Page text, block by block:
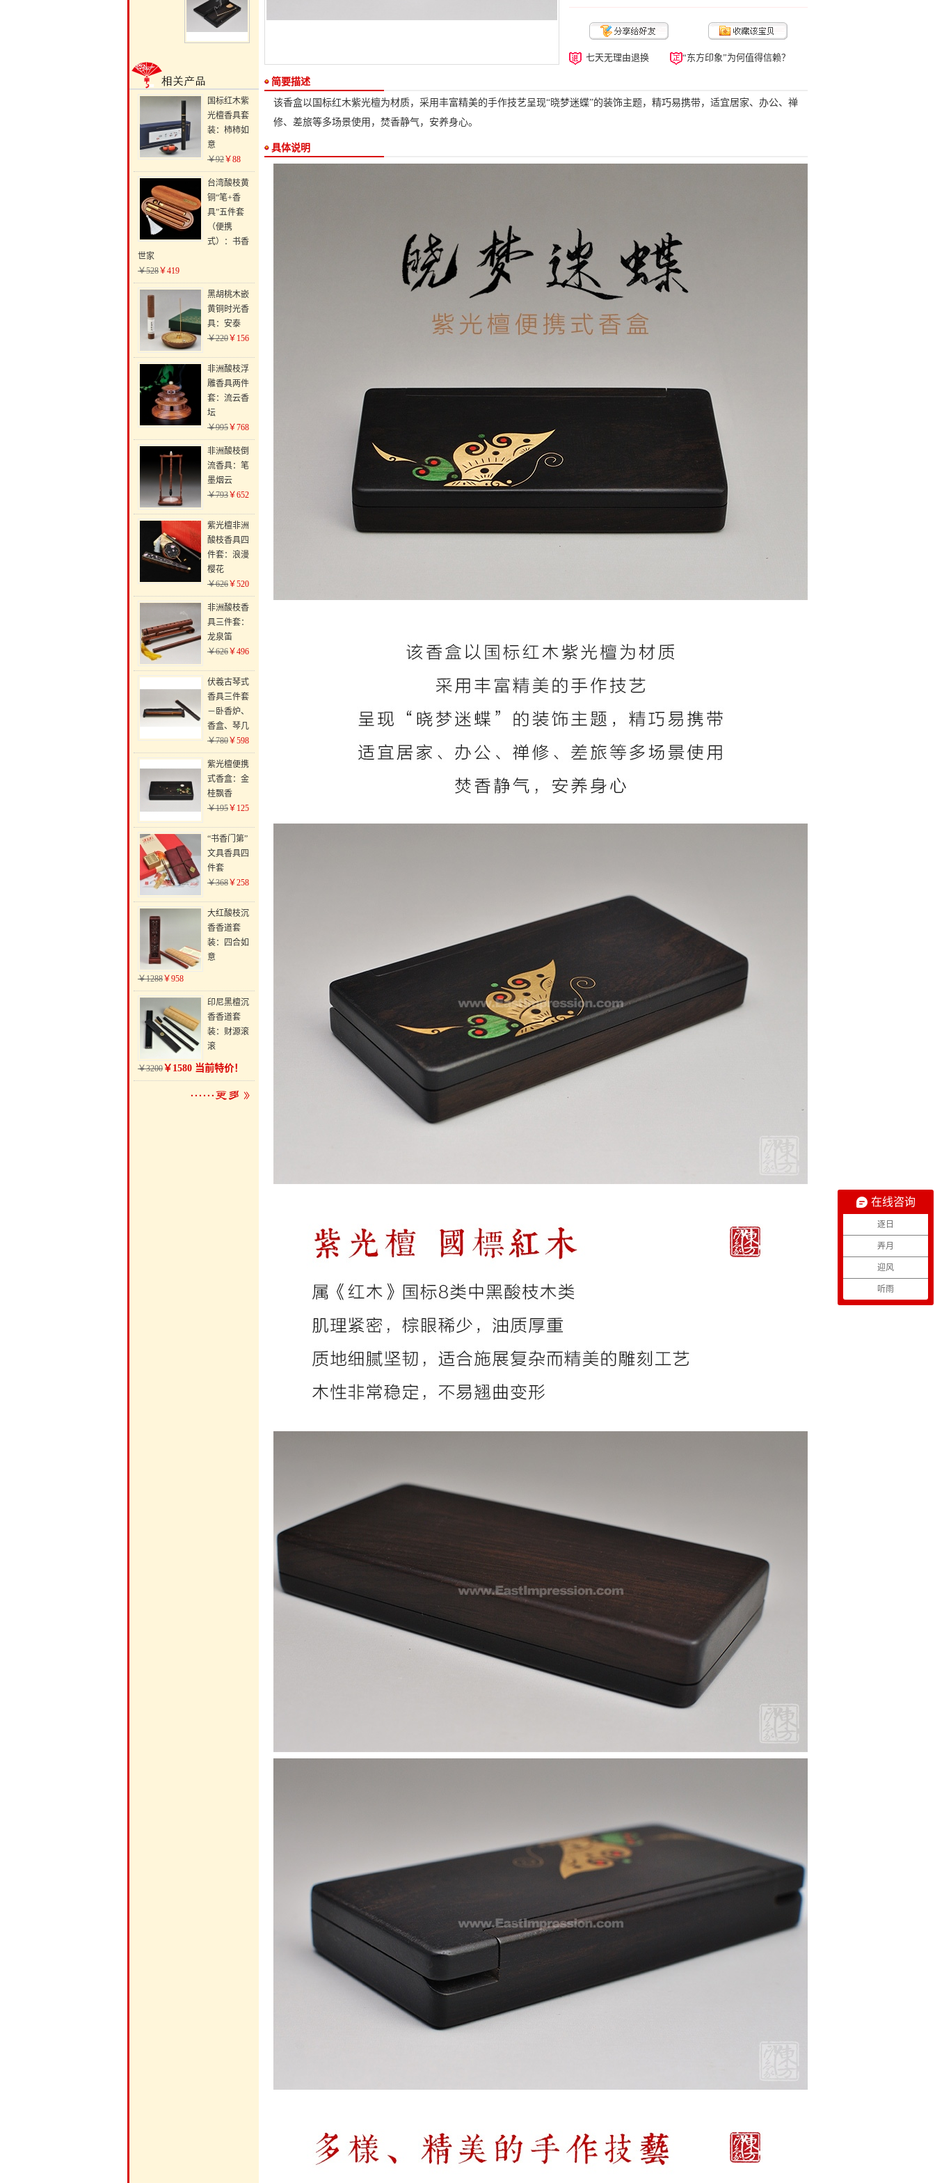
国标红木紫
光檀香具套
装：柿柿如
意
￥92￥88
台湾酸枝黄
铜“笔+香
具”五件套
（便携
式）：书香
世家
￥528￥419
黑胡桃木嵌
黄铜时光香
具：安泰
￥220￥156
非洲酸枝浮
雕香具两件
套：流云香
坛
￥995￥768
非洲酸枝倒
流香具：笔
墨烟云
￥793￥652
紫光檀非洲
酸枝香具四
件套：浪漫
樱花
￥626￥520
非洲酸枝香
具三件套：
龙泉笛
￥626￥496
伏羲古琴式
香具三件套
－卧香炉、
香盒、琴几
￥780￥598
紫光檀便携
式香盒：金
桂飘香
￥195￥125
“书香门第”
文具香具四
件套
￥368￥258
大红酸枝沉
香香道套
装：四合如
意
￥1288￥958
印尼黑檀沉
香香道套
装：财源滚
滚
￥3200 ￥1580 当前特价！
七天无理由退换 “东方印象”为何值得信赖？
简要描述
该香盒以国标红木紫光檀为材质，采用丰富精美的手作技艺呈现“晓梦迷蝶”的装饰主题，精巧易携带，适宜居家、办公、禅
修、差旅等多场景使用，焚香静气，安养身心。
具体说明
在线咨询
逐日
弄月
迎风
听雨